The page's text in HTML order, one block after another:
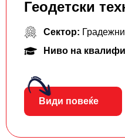
Геодетски
Сектор:
Ниво на
Види повеќе